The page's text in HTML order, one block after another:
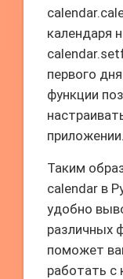
календаря
первого
функции
приложении.
Таким
calendar в
удобно
различных
поможет
работать с